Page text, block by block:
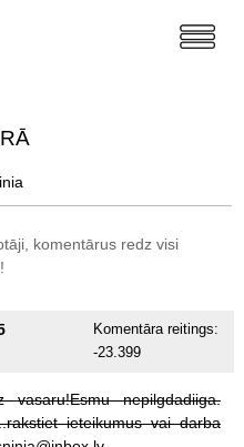
komentārus redz visi
Komentāra reitings:
-23.399
vasaru!Esmu
nepilgdadiiga.
ieteikumus vai darba